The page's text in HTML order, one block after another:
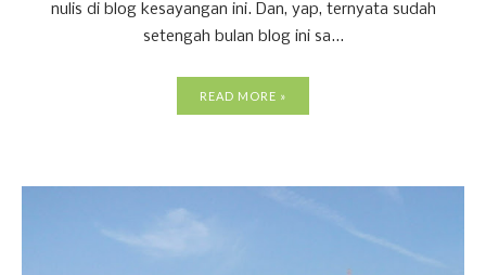
nulis di blog kesayangan ini. Dan, yap, ternyata sudah
setengah bulan blog ini sa...
READ MORE »